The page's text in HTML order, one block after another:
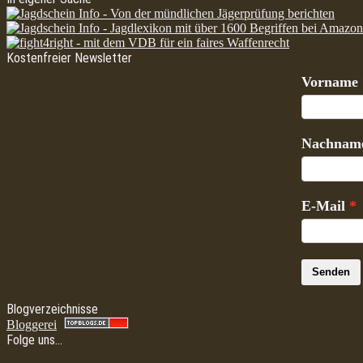
Kostenfreier Newsletter
Vorname
E-Mail
Senden
Blogverzeichnisse
Bloggerei
Folge uns…